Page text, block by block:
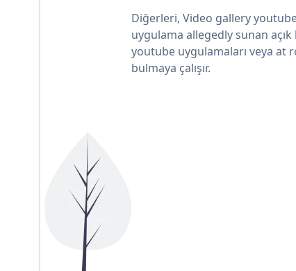
Diğerleri, Video gallery
uygulama allegedly sunan
youtube uygulamaları veya at
bulmaya çalışır.